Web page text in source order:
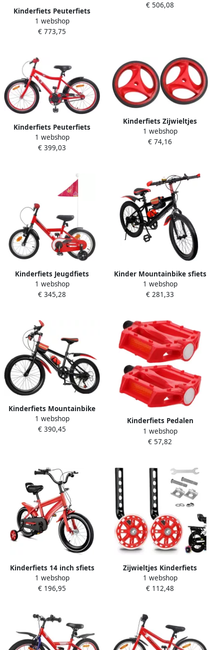
Kinderfiets Peuterfiets
Kinderloopfiets Leren
Fietsen Dubbele Handrem
1 webshop
€ 773,75
Versnellingen 20 inch Rood
€ 506,08
Kinderfiets Peuterfiets
Avontuurlijke Rit
Verstelbaar Stuur Zadel 18
1 webshop
€ 399,03
Kinderfiets Zijwieltjes
Steunwielen Balanswielen
Kinderen Leren Fietsen Met
1 webshop
€ 74,16
Kinderfiets Jeugdfiets
Peuterfiets Buiten Spelen
Verstelbaar Zadel
1 webshop
€ 345,28
Kinder Mountainbike sfiets
sfiets Buiten Fietsen 7
Versnellingen 20 Inch Rood
1 webshop
€ 281,33
Kinderfiets Mountainbike
sfiets Buiten Fietsen 7
Versnellingen 20 Inch Rood
1 webshop
€ 390,45
Kinderfiets Pedalen
Fietsaccessoires Vervanging
Veilig Fietsen Antislip
1 webshop
€ 57,82
Kinderfiets 14 inch sfiets
sfiets Leren Fietsen Stevig
Stalen Frame 14 inch Rood
1 webshop
€ 196,95
Zijwieltjes Kinderfiets
Fietsstabilisatoren
Stabiliteit Kinderen Leren
1 webshop
€ 112,48